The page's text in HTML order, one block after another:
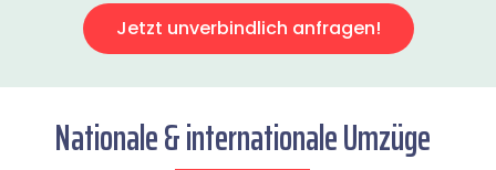
Jetzt unverbindlich anfragen!
Nationale & internationale Umzüge